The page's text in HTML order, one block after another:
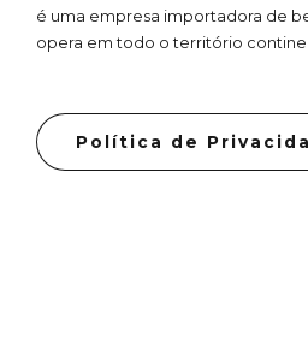
é uma empresa importadora de
opera em todo o território
Política de